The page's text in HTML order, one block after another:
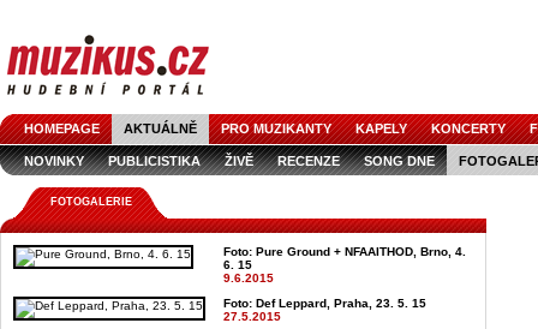
HOMEPAGE AKTUÁLNĚ PRO MUZIKANTY KAPELY KONCERTY
NOVINKY PUBLICISTIKA ŽIVĚ RECENZE SONG DNE
FOTOGALERIE
Foto: Pure Ground + NFAAITHOD, Brno, 4.
6. 15
9.6.2015
Foto: Def Leppard, Praha, 23. 5. 15
27.5.2015